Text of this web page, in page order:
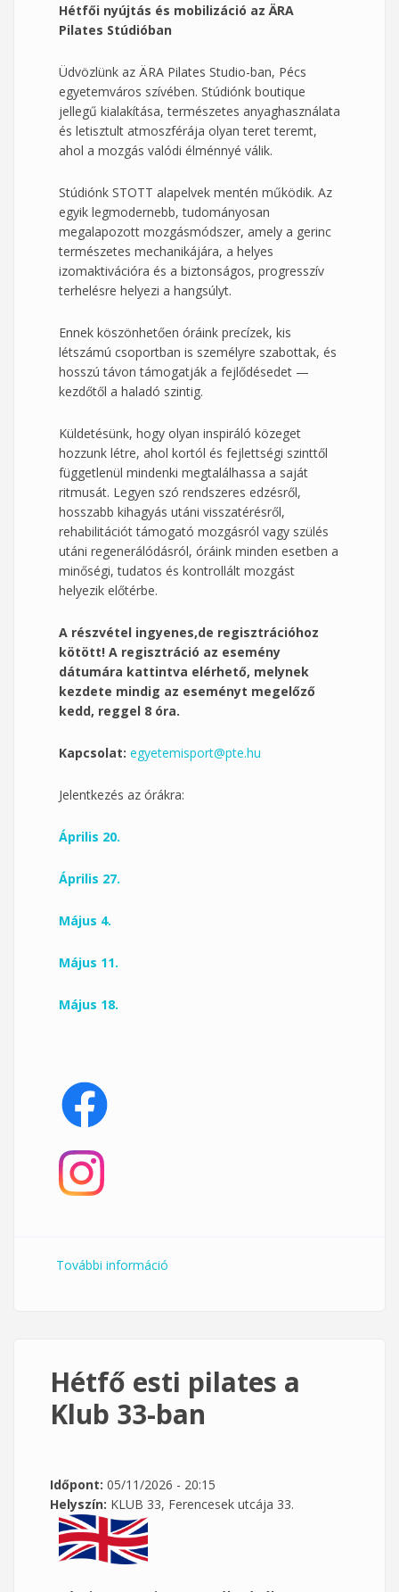
Hétfői nyújtás és mobilizáció az ÄRA
Pilates Stúdióban
Üdvözlünk az ÄRA Pilates Studio-ban, Pécs
egyetemváros szívében. Stúdiónk boutique
jellegű kialakítása, természetes anyaghasználata
és letisztult atmoszférája olyan teret teremt,
ahol a mozgás valódi élménnyé válik.
Stúdiónk STOTT alapelvek mentén működik. Az
egyik legmodernebb, tudományosan
megalapozott mozgásmódszer, amely a gerinc
természetes mechanikájára, a helyes
izomaktivációra és a biztonságos, progresszív
terhelésre helyezi a hangsúlyt.
Ennek köszönhetően óráink precízek, kis
létszámú csoportban is személyre szabottak, és
hosszú távon támogatják a fejlődésedet —
kezdőtől a haladó szintig.
Küldetésünk, hogy olyan inspiráló közeget
hozzunk létre, ahol kortól és fejlettségi szinttől
függetlenül mindenki megtalálhassa a saját
ritmusát. Legyen szó rendszeres edzésről,
hosszabb kihagyás utáni visszatérésről,
rehabilitációt támogató mozgásról vagy szülés
utáni regenerálódásról, óráink minden esetben a
minőségi, tudatos és kontrollált mozgást
helyezik előtérbe.
A részvétel ingyenes,de regisztrációhoz
kötött! A regisztráció az esemény
dátumára kattintva elérhető, melynek
kezdete mindig az eseményt megelőző
kedd, reggel 8 óra.
Kapcsolat: egyetemisport@pte.hu
Jelentkezés az órákra:
Április 20.
Április 27.
Május 4.
Május 11.
Május 18.
További információ
Hétfő esti pilates a
Klub 33-ban
Időpont: 05/11/2026 - 20:15
Helyszín: KLUB 33, Ferencesek utcája 33.